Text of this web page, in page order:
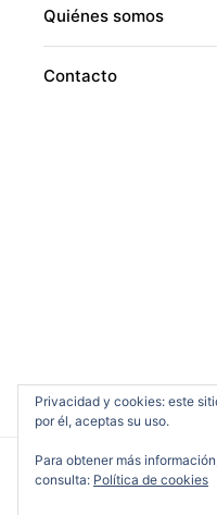
Quiénes somos
Contacto
Privacidad y cookies: este
por él, aceptas su uso.
Para obtener más
consulta: Política de cookies